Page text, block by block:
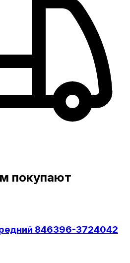
покупают
846396-3724042